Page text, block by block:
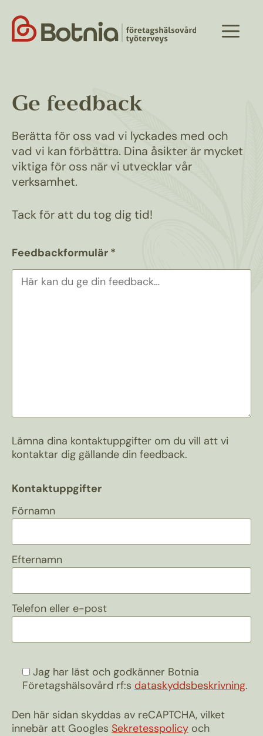
innehåll
Meny
Ge feedback
Berätta för oss vad vi lyckades med och
vad vi kan förbättra. Dina åsikter är mycket
viktiga för oss när vi utvecklar vår
verksamhet.
Tack för att du tog dig tid!
Feedbackformulär *
Lämna dina kontaktuppgifter om du vill att vi
kontaktar dig gällande din feedback.
Kontaktuppgifter
Förnamn
Efternamn
Telefon eller e-post
Jag har läst och godkänner Botnia
Företagshälsovård rf:s dataskyddsbeskrivning.
Den här sidan skyddas av reCAPTCHA, vilket
innebär att Googles Sekretesspolicy och